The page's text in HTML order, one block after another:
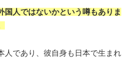
国人ではないかという噂もありま
人であり、彼自身も日本で生まれ